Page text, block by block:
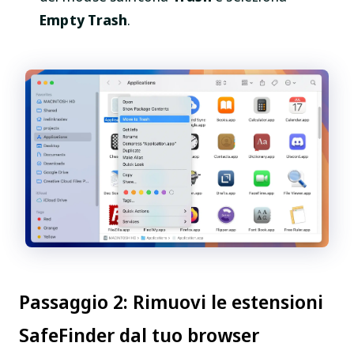
Empty Trash.
Passaggio 2: Rimuovi le estensioni
SafeFinder dal tuo browser